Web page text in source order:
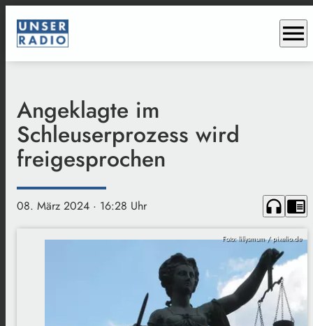
menu
Angeklagte im
Schleuserprozess wird
freigesprochen
08. März 2024 · 16:28 Uhr headphones chrome_reader_mode
Foto: lillysmum / pixelio.de